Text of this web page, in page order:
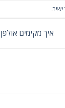
.
איך מקימים